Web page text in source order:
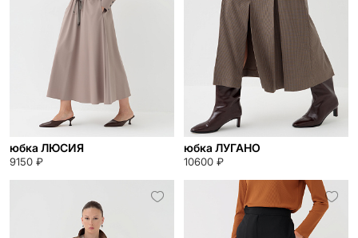
юбка ЛЮСИЯ
9150 ₽
юбка ЛУГАНО
10600 ₽